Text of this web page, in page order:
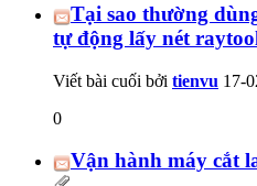
Tại sao thường
tự động lấy nét
Viết bài cuối bởi tienvu 17-
0
Vận hành máy cắt